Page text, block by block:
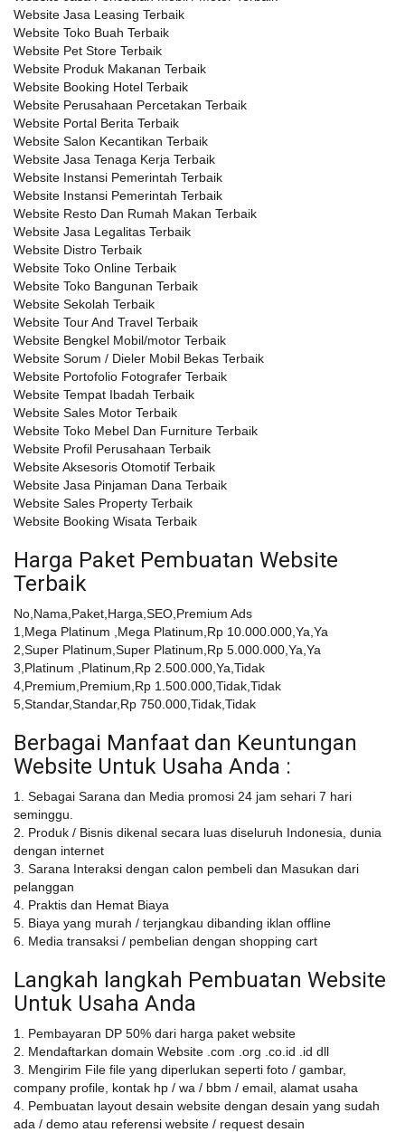
Website Jasa Leasing Terbaik
Website Toko Buah Terbaik
Website Pet Store Terbaik
Website Produk Makanan Terbaik
Website Booking Hotel Terbaik
Website Perusahaan Percetakan Terbaik
Website Portal Berita Terbaik
Website Salon Kecantikan Terbaik
Website Jasa Tenaga Kerja Terbaik
Website Instansi Pemerintah Terbaik
Website Instansi Pemerintah Terbaik
Website Resto Dan Rumah Makan Terbaik
Website Jasa Legalitas Terbaik
Website Distro Terbaik
Website Toko Online Terbaik
Website Toko Bangunan Terbaik
Website Sekolah Terbaik
Website Tour And Travel Terbaik
Website Bengkel Mobil/motor Terbaik
Website Sorum / Dieler Mobil Bekas Terbaik
Website Portofolio Fotografer Terbaik
Website Tempat Ibadah Terbaik
Website Sales Motor Terbaik
Website Toko Mebel Dan Furniture Terbaik
Website Profil Perusahaan Terbaik
Website Aksesoris Otomotif Terbaik
Website Jasa Pinjaman Dana Terbaik
Website Sales Property Terbaik
Website Booking Wisata Terbaik
Harga Paket Pembuatan Website
Terbaik
No,Nama,Paket,Harga,SEO,Premium Ads
1,Mega Platinum ,Mega Platinum,Rp 10.000.000,Ya,Ya
2,Super Platinum,Super Platinum,Rp 5.000.000,Ya,Ya
3,Platinum ,Platinum,Rp 2.500.000,Ya,Tidak
4,Premium,Premium,Rp 1.500.000,Tidak,Tidak
5,Standar,Standar,Rp 750.000,Tidak,Tidak
Berbagai Manfaat dan Keuntungan
Website Untuk Usaha Anda :
1. Sebagai Sarana dan Media promosi 24 jam sehari 7 hari
seminggu.
2. Produk / Bisnis dikenal secara luas diseluruh Indonesia, dunia
dengan internet
3. Sarana Interaksi dengan calon pembeli dan Masukan dari
pelanggan
4. Praktis dan Hemat Biaya
5. Biaya yang murah / terjangkau dibanding iklan offline
6. Media transaksi / pembelian dengan shopping cart
Langkah langkah Pembuatan Website
Untuk Usaha Anda
1. Pembayaran DP 50% dari harga paket website
2. Mendaftarkan domain Website .com .org .co.id .id dll
3. Mengirim File file yang diperlukan seperti foto / gambar,
company profile, kontak hp / wa / bbm / email, alamat usaha
4. Pembuatan layout desain website dengan desain yang sudah
ada / demo atau referensi website / request desain